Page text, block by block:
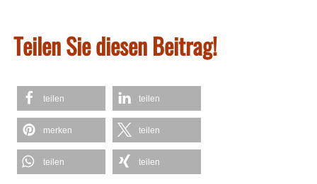
Teilen Sie diesen Beitrag!
teilen teilen
merken teilen
teilen teilen